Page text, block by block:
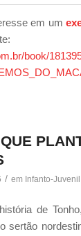
em um
book/
/ em Infanto-Juvenil
de
sertão